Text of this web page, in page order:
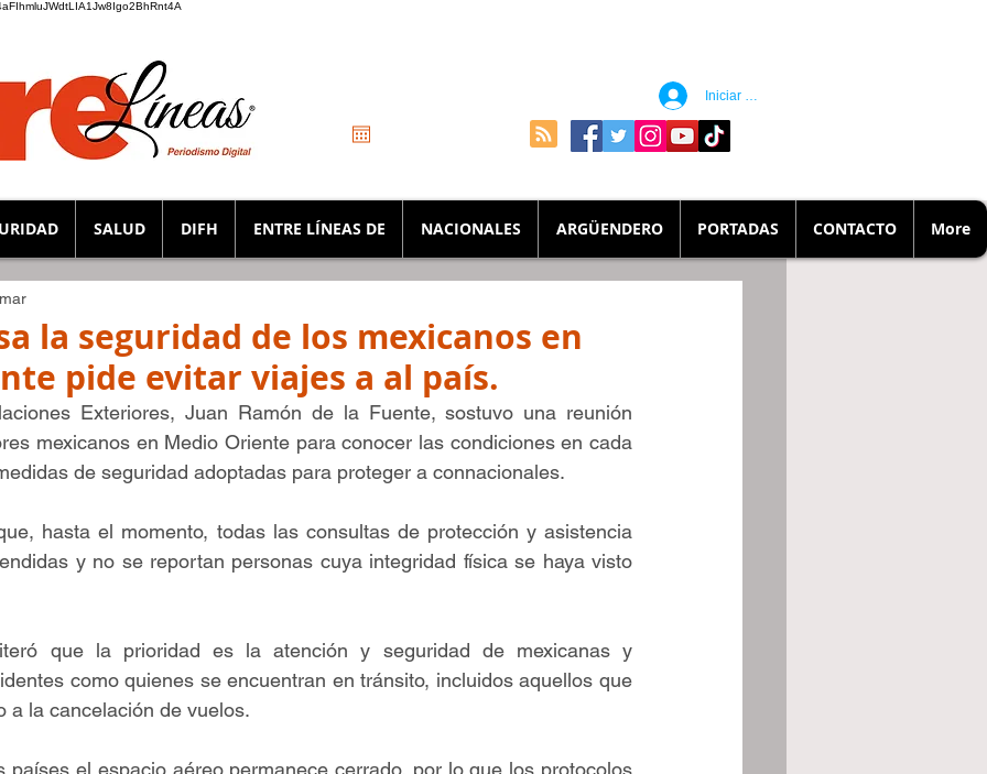
Iniciar sesión
SALUD DIFH ENTRE LÍNEAS DE NACIONALES ARGÜENDERO PORTADAS CONTACTO More
la seguridad de los mexicanos en
pide evitar viajes a al país.
Exteriores, Juan Ramón de la Fuente, sostuvo una reunión
mexicanos en Medio Oriente para conocer las condiciones en cada
de seguridad adoptadas para proteger a connacionales.
hasta el momento, todas las consultas de protección y asistencia
y no se reportan personas cuya integridad física se haya visto
que la prioridad es la atención y seguridad de mexicanas y
como quienes se encuentran en tránsito, incluidos aquellos que
a la cancelación de vuelos.
países el espacio aéreo permanece cerrado, por lo que los protocolos